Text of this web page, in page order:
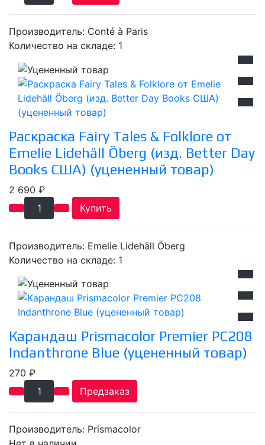
Производитель: Conté à Paris
Количество на складе: 1
Раскраска Fairy Tales & Folklore от
Emelie Lidehäll Öberg (изд. Better Day
Books США) (уцененный товар)
2 690 ₽
Купить
Производитель: Emelie Lidehäll Öberg
Количество на складе: 1
Карандаш Prismacolor Premier PC208
Indanthrone Blue (уцененный товар)
270 ₽
Предзаказ
Производитель: Prismacolor